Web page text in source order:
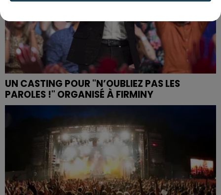
UN CASTING POUR "N’OUBLIEZ PAS LES
PAROLES !" ORGANISÉ À FIRMINY